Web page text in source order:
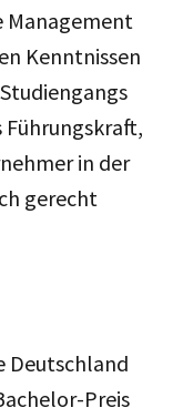
Management
Kenntnissen
Führungskraft,
in der
gerecht
Deutschland
Preis